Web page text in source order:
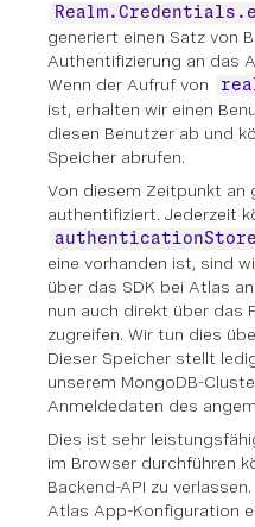
generiert einen Satz von
Authentifizierung an das
Wenn der Aufruf von
ist, erhalten wir einen
diesen Benutzer ab und
Speicher abrufen.
Von diesem Zeitpunkt an
authentifiziert. Jederzeit
eine vorhanden ist, sind
über das SDK bei Atlas
nun auch direkt über das
zugreifen. Wir tun dies
Dieser Speicher stellt
unserem MongoDB-
Anmeldedaten des
Dies ist sehr
im Browser durchführen
Backend-API zu
Atlas App-Konfiguration